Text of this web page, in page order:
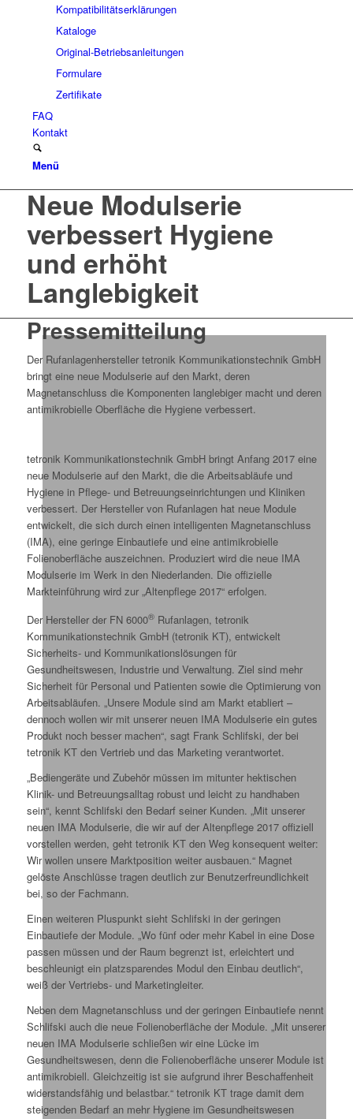
Kompatibilitätserklärungen
Kataloge
Original-Betriebsanleitungen
Formulare
Zertifikate
FAQ
Kontakt
Menü
Neue Modulserie
verbessert Hygiene
und erhöht
Langlebigkeit
Pressemitteilung
Der Rufanlagenhersteller tetronik Kommunikationstechnik GmbH
bringt eine neue Modulserie auf den Markt, deren
Magnetanschluss die Komponenten langlebiger macht und deren
antimikrobielle Oberfläche die Hygiene verbessert.
tetronik Kommunikationstechnik GmbH bringt Anfang 2017 eine
neue Modulserie auf den Markt, die die Arbeitsabläufe und
Hygiene in Pflege- und Betreuungseinrichtungen und Kliniken
verbessert. Der Hersteller von Rufanlagen hat neue Module
entwickelt, die sich durch einen intelligenten Magnetanschluss
(IMA), eine geringe Einbautiefe und eine antimikrobielle
Folienoberfläche auszeichnen. Produziert wird die neue IMA
Modulserie im Werk in den Niederlanden. Die offizielle
Markteinführung wird zur „Altenpflege 2017“ erfolgen.
Der Hersteller der FN 6000®Rufanlagen, tetronik
Kommunikationstechnik GmbH (tetronik KT), entwickelt
Sicherheits- und Kommunikationslösungen für
Gesundheitswesen, Industrie und Verwaltung. Ziel sind mehr
Sicherheit für Personal und Patienten sowie die Optimierung von
Arbeitsabläufen. „Unsere Module sind am Markt etabliert –
dennoch wollen wir mit unserer neuen IMA Modulserie ein gutes
Produkt noch besser machen“, sagt Frank Schlifski, der bei
tetronik KT den Vertrieb und das Marketing verantwortet.
„Bediengeräte und Zubehör müssen im mitunter hektischen
Klinik- und Betreuungsalltag robust und leicht zu handhaben
sein“, kennt Schlifski den Bedarf seiner Kunden. „Mit unserer
neuen IMA Modulserie, die wir auf der Altenpflege 2017 offiziell
vorstellen werden, geht tetronik KT den Weg konsequent weiter:
Wir wollen unsere Marktposition weiter ausbauen.“ Magnet
gelöste Anschlüsse tragen deutlich zur Benutzerfreundlichkeit
bei, so der Fachmann.
Einen weiteren Pluspunkt sieht Schlifski in der geringen
Einbautiefe der Module. „Wo fünf oder mehr Kabel in eine Dose
passen müssen und der Raum begrenzt ist, erleichtert und
beschleunigt ein platzsparendes Modul den Einbau deutlich“,
weiß der Vertriebs- und Marketingleiter.
Neben dem Magnetanschluss und der geringen Einbautiefe nennt
Schlifski auch die neue Folienoberfläche der Module. „Mit unserer
neuen IMA Modulserie schließen wir eine Lücke im
Gesundheitswesen, denn die Folienoberfläche unserer Module ist
antimikrobiell. Gleichzeitig ist sie aufgrund ihrer Beschaffenheit
widerstandsfähig und belastbar.“ tetronik KT trage damit dem
steigenden Bedarf an mehr Hygiene im Gesundheitswesen